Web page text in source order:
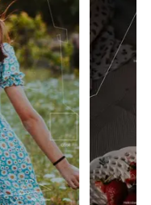
м’яса з іншим
і яєчним жовтком
Gal d 5, який є
курки.
сироваткових
звареного некруто
кишкові
помірними
(мажорний)
7, який є
реакцію з
гуски та
пов’язана з